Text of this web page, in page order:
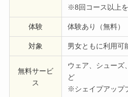
※8回コース以上
体験 体験あり（無料）
対象 男女ともに利用可
無料サービ
ス
ウェア、シューズ
ど
※シェイプアップ